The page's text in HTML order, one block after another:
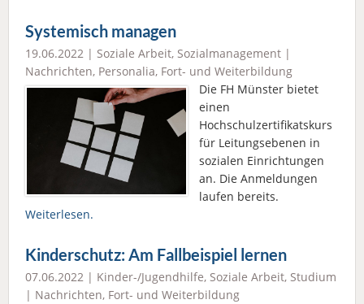
Systemisch managen
19.06.2022 | Soziale Arbeit, Sozialmanagement |
Nachrichten, Personalia, Fort- und Weiterbildung
Die FH Münster bietet
einen
Hochschulzertifikatskurs
für Leitungsebenen in
sozialen Einrichtungen
an. Die Anmeldungen
laufen bereits.
Weiterlesen.
Kinderschutz: Am Fallbeispiel lernen
07.06.2022 | Kinder-/Jugendhilfe, Soziale Arbeit, Studium
| Nachrichten, Fort- und Weiterbildung